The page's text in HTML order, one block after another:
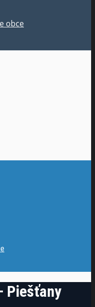
obce
Piešťany